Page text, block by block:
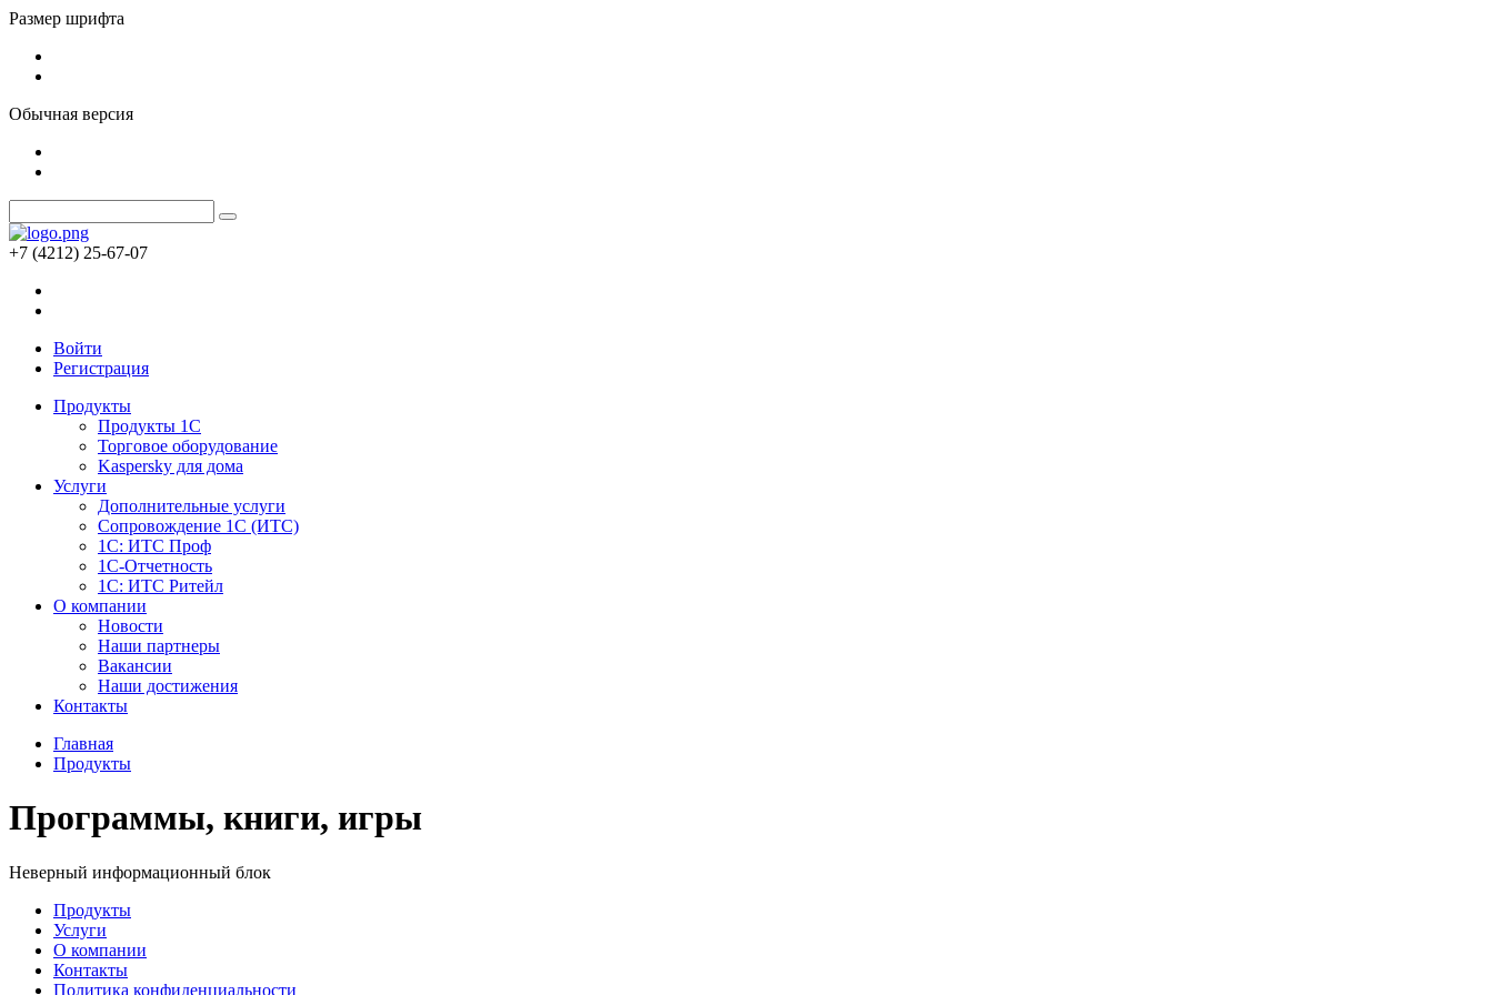
Размер шрифта
Обычная версия
+7 (4212) 25-67-07
Войти
Регистрация
Продукты
Продукты 1С
Торговое оборудование
Kaspersky для дома
Услуги
Дополнительные услуги
Сопровождение 1С (ИТС)
1С: ИТС Проф
1С-Отчетность
1С: ИТС Ритейл
О компании
Новости
Наши партнеры
Вакансии
Наши достижения
Контакты
Главная
Продукты
Программы, книги, игры
Неверный информационный блок
Продукты
Услуги
О компании
Контакты
Политика конфиденциальности